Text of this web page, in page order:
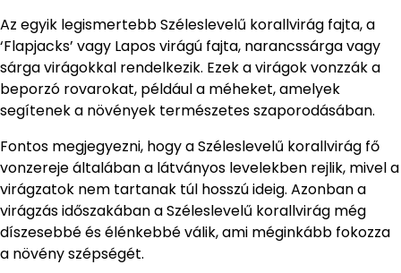
Az egyik legismertebb Széleslevelű korallvirág fajta, a
‘Flapjacks’ vagy Lapos virágú fajta, narancssárga vagy
sárga virágokkal rendelkezik. Ezek a virágok vonzzák a
beporzó rovarokat, például a méheket, amelyek
segítenek a növények természetes szaporodásában.
Fontos megjegyezni, hogy a Széleslevelű korallvirág fő
vonzereje általában a látványos levelekben rejlik, mivel a
virágzatok nem tartanak túl hosszú ideig. Azonban a
virágzás időszakában a Széleslevelű korallvirág még
díszesebbé és élénkebbé válik, ami méginkább fokozza
a növény szépségét.